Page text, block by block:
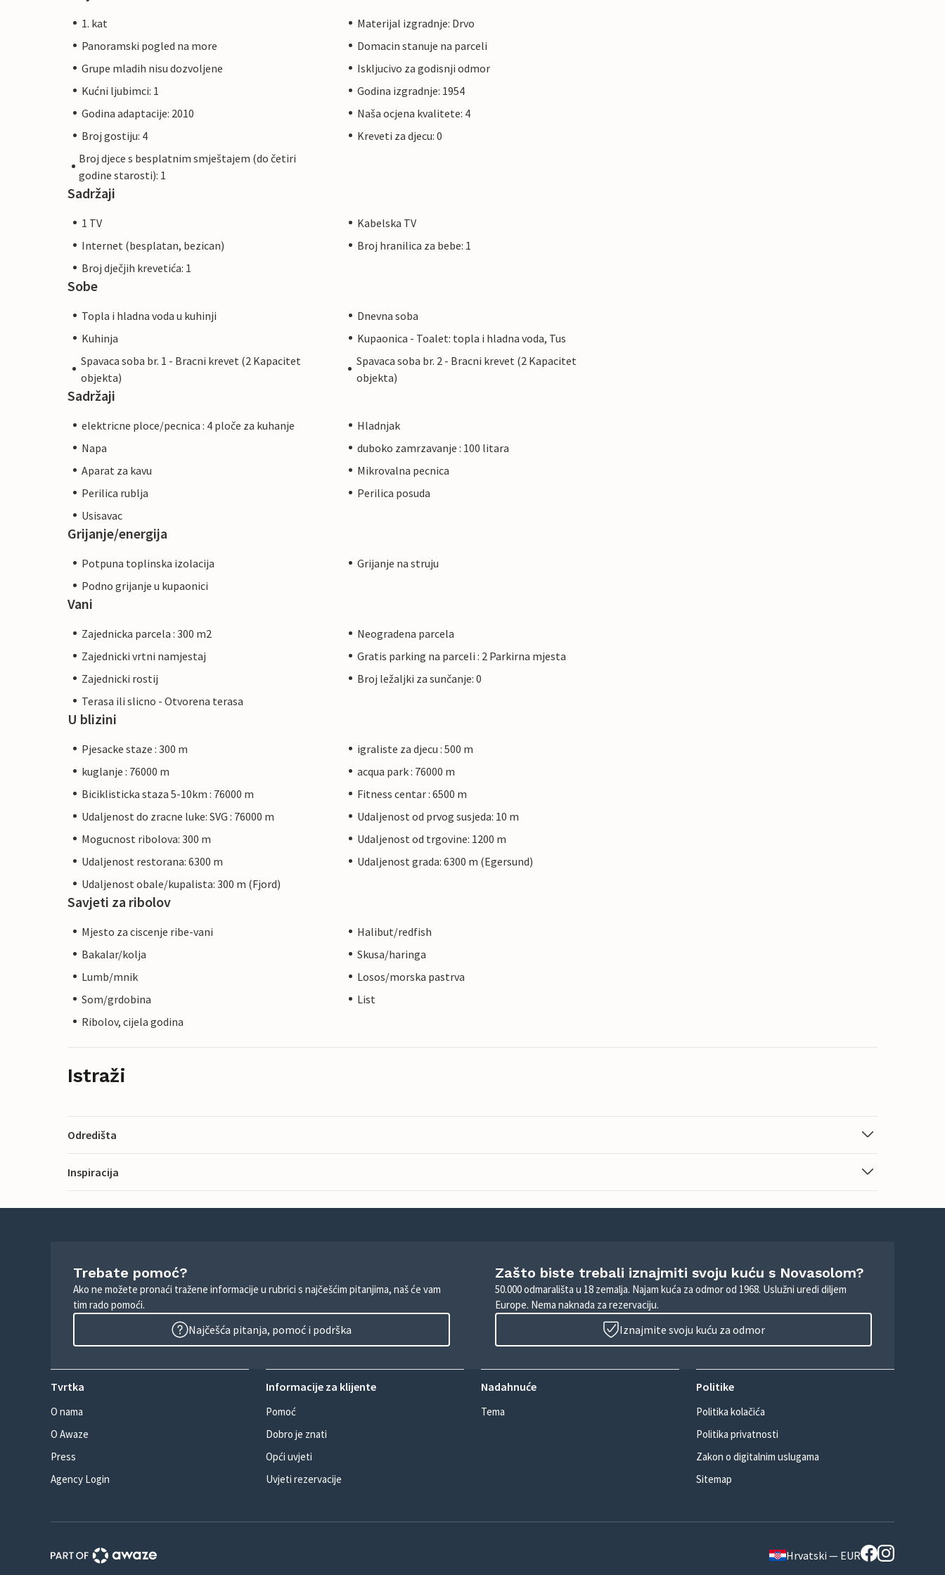
1. kat
Materijal izgradnje: Drvo
Panoramski pogled na more
Domacin stanuje na parceli
Grupe mladih nisu dozvoljene
Iskljucivo za godisnji odmor
Kućni ljubimci: 1
Godina izgradnje: 1954
Godina adaptacije: 2010
Naša ocjena kvalitete: 4
Broj gostiju: 4
Kreveti za djecu: 0
Broj djece s besplatnim smještajem (do četiri
godine starosti): 1
Sadržaji
1 TV
Kabelska TV
Internet (besplatan, bezican)
Broj hranilica za bebe: 1
Broj dječjih krevetića: 1
Sobe
Topla i hladna voda u kuhinji
Dnevna soba
Kuhinja
Kupaonica - Toalet: topla i hladna voda, Tus
Spavaca soba br. 1 - Bracni krevet (2 Kapacitet
objekta)
Spavaca soba br. 2 - Bracni krevet (2 Kapacitet
objekta)
Sadržaji
elektricne ploce/pecnica : 4 ploče za kuhanje
Hladnjak
Napa
duboko zamrzavanje : 100 litara
Aparat za kavu
Mikrovalna pecnica
Perilica rublja
Perilica posuda
Usisavac
Grijanje/energija
Potpuna toplinska izolacija
Grijanje na struju
Podno grijanje u kupaonici
Vani
Zajednicka parcela : 300 m2
Neogradena parcela
Zajednicki vrtni namjestaj
Gratis parking na parceli : 2 Parkirna mjesta
Zajednicki rostij
Broj ležaljki za sunčanje: 0
Terasa ili slicno - Otvorena terasa
U blizini
Pjesacke staze : 300 m
igraliste za djecu : 500 m
kuglanje : 76000 m
acqua park : 76000 m
Biciklisticka staza 5-10km : 76000 m
Fitness centar : 6500 m
Udaljenost do zracne luke: SVG : 76000 m
Udaljenost od prvog susjeda: 10 m
Mogucnost ribolova: 300 m
Udaljenost od trgovine: 1200 m
Udaljenost restorana: 6300 m
Udaljenost grada: 6300 m (Egersund)
Udaljenost obale/kupalista: 300 m (Fjord)
Savjeti za ribolov
Mjesto za ciscenje ribe-vani
Halibut/redfish
Bakalar/kolja
Skusa/haringa
Lumb/mnik
Losos/morska pastrva
Som/grdobina
List
Ribolov, cijela godina
Istraži
Odredišta
Inspiracija
Trebate pomoć?
Ako ne možete pronaći tražene informacije u rubrici s najčešćim pitanjima, naš će vam
tim rado pomoći.
Najčešća pitanja, pomoć i podrška
Zašto biste trebali iznajmiti svoju kuću s Novasolom?
50.000 odmarališta u 18 zemalja. Najam kuća za odmor od 1968. Uslužni uredi diljem
Europe. Nema naknada za rezervaciju.
Iznajmite svoju kuću za odmor
Tvrtka
O nama
O Awaze
Press
Agency Login
Informacije za klijente
Pomoć
Dobro je znati
Opći uvjeti
Uvjeti rezervacije
Nadahnuće
Tema
Politike
Politika kolačića
Politika privatnosti
Zakon o digitalnim uslugama
Sitemap
Hrvatski — EUR